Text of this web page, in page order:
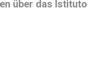
über das Istituto